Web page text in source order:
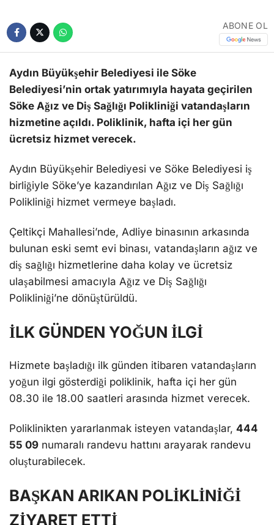
ABONE OL
Aydın Büyükşehir Belediyesi ile Söke
Belediyesi’nin ortak yatırımıyla hayata geçirilen
Söke Ağız ve Diş Sağlığı Polikliniği vatandaşların
hizmetine açıldı. Poliklinik, hafta içi her gün
Aydın Büyükşehir Belediyesi ve Söke Belediyesi iş
birliğiyle Söke’ye kazandırılan Ağız ve Diş Sağlığı
Polikliniği hizmet vermeye başladı.
Çeltikçi Mahallesi’nde, Adliye binasının arkasında
bulunan eski semt evi binası, vatandaşların ağız ve
diş sağlığı hizmetlerine daha kolay ve ücretsiz
ulaşabilmesi amacıyla Ağız ve Diş Sağlığı
Polikliniği’ne dönüştürüldü.
İLK GÜNDEN YOĞUN İLGİ
Hizmete başladığı ilk günden itibaren vatandaşların
yoğun ilgi gösterdiği poliklinik, hafta içi her gün
Poliklinikten yararlanmak isteyen vatandaşlar,
55 09
numaralı randevu hattını arayarak randevu
oluşturabilecek.
BAŞKAN ARIKAN POLİKLİNİĞİ